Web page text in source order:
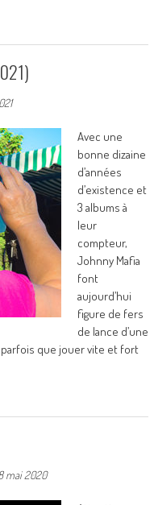
Avec une
bonne dizaine
d’années
d’existence et
3 albums à
leur
compteur,
Johnny Mafia
font
aujourd’hui
figure de fers
de lance d’une
que jouer vite et fort
mai 2020